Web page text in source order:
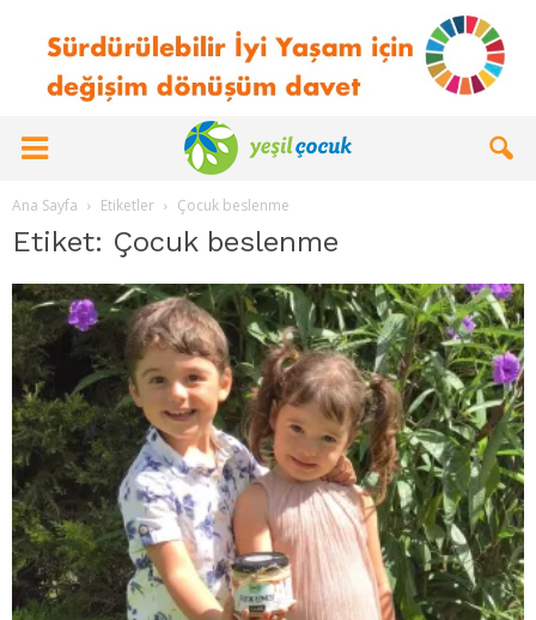
Ana Sayfa Etiketler Çocuk beslenme
Etiket: Çocuk beslenme